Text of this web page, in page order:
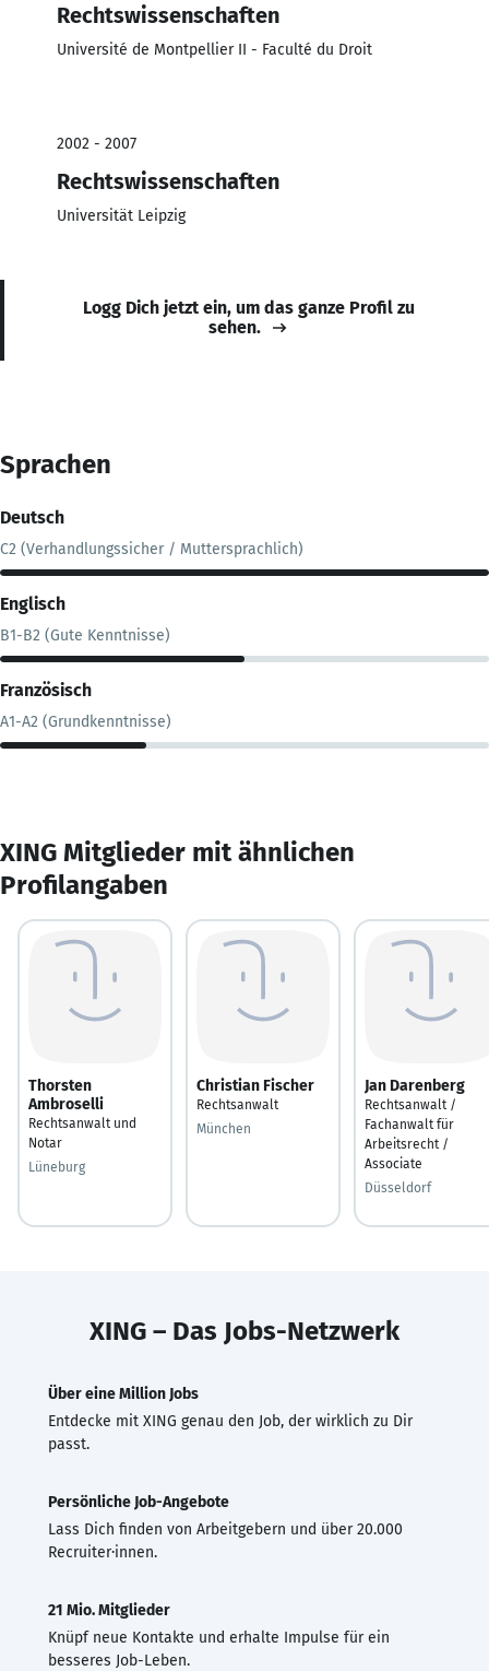
Rechtswissenschaften
Université de Montpellier II - Faculté du Droit
2002 - 2007
Rechtswissenschaften
Universität Leipzig
Logg Dich jetzt ein, um das ganze Profil zu
sehen.
Sprachen
Deutsch
C2 (Verhandlungssicher / Muttersprachlich)
Englisch
B1-B2 (Gute Kenntnisse)
Französisch
A1-A2 (Grundkenntnisse)
XING Mitglieder mit ähnlichen
Profilangaben
Thorsten
Ambroselli
Rechtsanwalt und
Notar
Lüneburg
Christian Fischer
Rechtsanwalt
München
Jan Darenberg
Rechtsanwalt /
Fachanwalt für
Arbeitsrecht /
Associate
Düsseldorf
XING – Das Jobs-Netzwerk
Über eine Million Jobs
Entdecke mit XING genau den Job, der wirklich zu Dir
passt.
Persönliche Job-Angebote
Lass Dich finden von Arbeitgebern und über 20.000
Recruiter·innen.
21 Mio. Mitglieder
Knüpf neue Kontakte und erhalte Impulse für ein
besseres Job-Leben.